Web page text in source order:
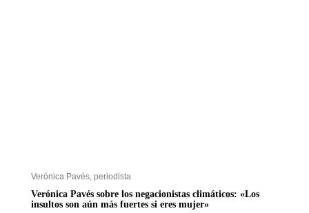
Verónica Pavés, periodista
Verónica Pavés sobre los negacionistas climáticos: «Los
insultos son aún más fuertes si eres mujer»